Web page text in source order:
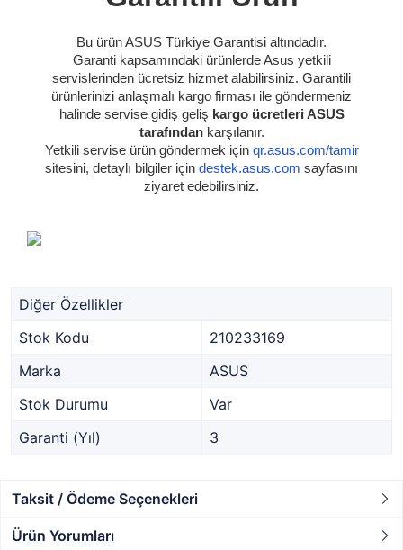
Bu ürün ASUS Türkiye Garantisi altındadır.
Garanti kapsamındaki ürünlerde Asus yetkili
servislerinden ücretsiz hizmet alabilirsiniz. Garantili
ürünlerinizi anlaşmalı kargo firması ile göndermeniz
halinde servise gidiş geliş kargo ücretleri ASUS
tarafındankarşılanır.
Yetkili servise ürün göndermek için qr.asus.com/tamir
sitesini, detaylı bilgiler için destek.asus.com sayfasını
ziyaret edebilirsiniz.
Diğer Özellikler
Stok Kodu
210233169
Marka
ASUS
Stok Durumu
Var
Garanti (Yıl)
3
Taksit / Ödeme Seçenekleri
Ürün Yorumları